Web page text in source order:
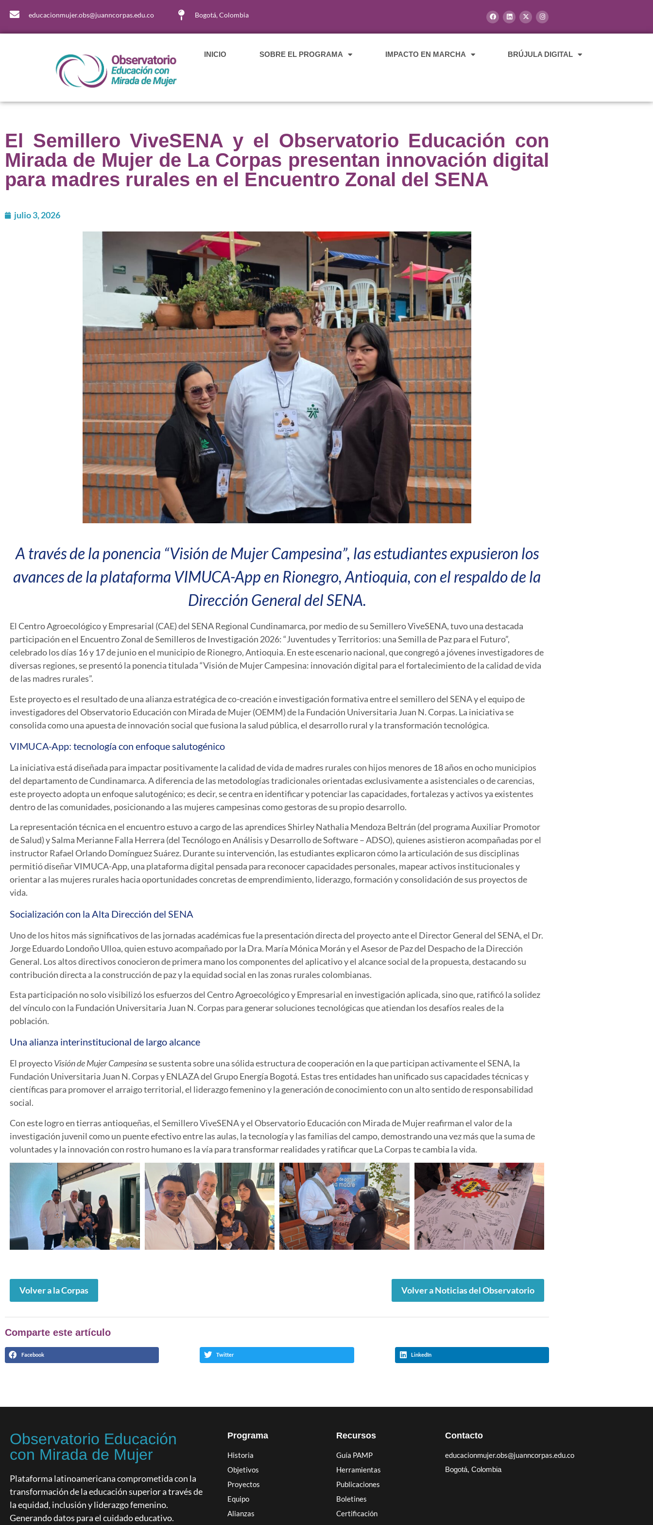
educacionmujer.obs@juanncorpas.edu.co Bogotá, Colombia
INICIO SOBRE EL PROGRAMA IMPACTO EN MARCHA BRÚJULA DIGITAL
El Semillero ViveSENA y el Observatorio Educación con
Mirada de Mujer de La Corpas presentan innovación digital
para madres rurales en el Encuentro Zonal del SENA
julio 3, 2026
A través de la ponencia “Visión de Mujer Campesina”, las estudiantes expusieron los
avances de la plataforma VIMUCA-App en Rionegro, Antioquia, con el respaldo de la
Dirección General del SENA.
El Centro Agroecológico y Empresarial (CAE) del SENA Regional Cundinamarca, por medio de su Semillero ViveSENA, tuvo una destacada
participación en el Encuentro Zonal de Semilleros de Investigación 2026: “Juventudes y Territorios: una Semilla de Paz para el Futuro”,
celebrado los días 16 y 17 de junio en el municipio de Rionegro, Antioquia. En este escenario nacional, que congregó a jóvenes investigadores de
diversas regiones, se presentó la ponencia titulada“Visión de Mujer Campesina: innovación digital para el fortalecimiento de la calidad de vida
de las madres rurales”.
Este proyecto es el resultado de una alianza estratégica de co-creación e investigación formativa entre el semillero del SENA y el equipo de
investigadores del Observatorio Educación con Mirada de Mujer (OEMM) de la Fundación Universitaria Juan N. Corpas. La iniciativa se
consolida como una apuesta de innovación social que fusiona la salud pública, el desarrollo rural y la transformación tecnológica.
VIMUCA-App: tecnología con enfoque salutogénico
La iniciativa está diseñada para impactar positivamente la calidad de vida de madres rurales con hijos menores de 18 años en ocho municipios
del departamento de Cundinamarca. A diferencia de las metodologías tradicionales orientadas exclusivamente a asistenciales o de carencias,
este proyecto adopta un enfoque salutogénico; es decir, se centra en identificar y potenciar las capacidades, fortalezas y activos ya existentes
dentro de las comunidades, posicionando a las mujeres campesinas como gestoras de su propio desarrollo.
La representación técnica en el encuentro estuvo a cargo de las aprendices Shirley Nathalia Mendoza Beltrán (del programa Auxiliar Promotor
de Salud) y Salma Merianne Falla Herrera (del Tecnólogo en Análisis y Desarrollo de Software – ADSO), quienes asistieron acompañadas por el
instructor Rafael Orlando Domínguez Suárez. Durante su intervención, las estudiantes explicaron cómo la articulación de sus disciplinas
permitió diseñarVIMUCA-App, una plataforma digital pensada para reconocer capacidades personales, mapear activos institucionales y
orientar a las mujeres rurales hacia oportunidades concretas de emprendimiento, liderazgo, formación y consolidación de sus proyectos de
vida.
Socialización con la Alta Dirección del SENA
Uno de los hitos más significativos de las jornadas académicas fue la presentación directa del proyecto ante el Director General del SENA, el Dr.
Jorge Eduardo Londoño Ulloa, quien estuvo acompañado por la Dra. María Mónica Morán y el Asesor de Paz del Despacho de la Dirección
General. Los altos directivos conocieron de primera mano los componentes del aplicativo y el alcance social de la propuesta, destacando su
contribución directa a la construcción de paz y la equidad social en las zonas rurales colombianas.
Esta participación no solo visibilizó los esfuerzos del Centro Agroecológico y Empresarial en investigación aplicada, sino que, ratificó la solidez
del vínculo con la Fundación Universitaria Juan N. Corpas para generar soluciones tecnológicas que atiendan los desafíos reales de la
población.
Una alianza interinstitucional de largo alcance
El proyectoVisión de Mujer Campesinase sustenta sobre una sólida estructura de cooperación en la que participan activamente el SENA, la
Fundación Universitaria Juan N. Corpas yENLAZA del Grupo Energía Bogotá. Estas tres entidades han unificado sus capacidades técnicas y
científicas para promover el arraigo territorial, el liderazgo femenino y la generación de conocimiento con un alto sentido de responsabilidad
social.
Con este logro en tierras antioqueñas, el Semillero ViveSENA y el Observatorio Educación con Mirada de Mujer reafirman el valor de la
investigación juvenil como un puente efectivo entre las aulas, la tecnología y las familias del campo, demostrando una vez más que la suma de
voluntades y la innovación con rostro humano es la vía para transformar realidades y ratificar queLa Corpas te cambia la vida.
Volver a la Corpas Volver a Noticias del Observatorio
Comparte este artículo
Facebook Twitter LinkedIn
Observatorio Educación
con Mirada de Mujer
Plataforma latinoamericana comprometida con la
transformación de la educación superior a través de
la equidad, inclusión y liderazgo femenino.
Generando datos para el cuidado educativo.
Programa
Historia
Objetivos
Proyectos
Equipo
Alianzas
Recursos
Guía PAMP
Herramientas
Publicaciones
Boletines
Certificación
Contacto
educacionmujer.obs@juanncorpas.edu.co
Bogotá, Colombia